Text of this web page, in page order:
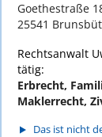
Goethestraße
25541
Rechtsanwalt
tätig:
Erbrecht,
Maklerrecht,
Das ist nicht